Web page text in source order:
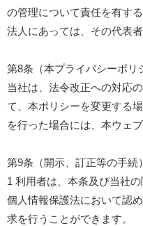
の管理について責任を有す
法人にあっては、その代表
第8条（本プライバシーポリ
当社は、法令改正への対応
て、本ポリシーを変更する
を行った場合には、本ウェ
第9条（開示、訂正等の手続）
1 利用者は、本条及び当社
個人情報保護法において認
求を行うことができます。